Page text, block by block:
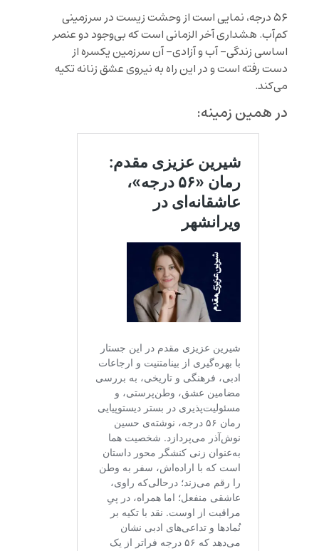
۵۶ درجه، نمایی است از وحشت زیست در سرزمینی
کم‌آب. هشداری آخر الزمانی است که بی‌وجود دو عنصر
اساسی زندگی- آب و آزادی- آن سرزمین یکسره از
دست رفته است و در این راه به نیروی عشق زنانه تکیه
می‌کند.
در همین زمینه: